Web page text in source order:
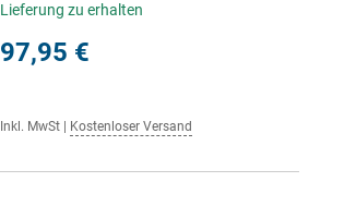
Lieferung zu erhalten
97,95 €
Inkl. MwSt Kostenloser Versand